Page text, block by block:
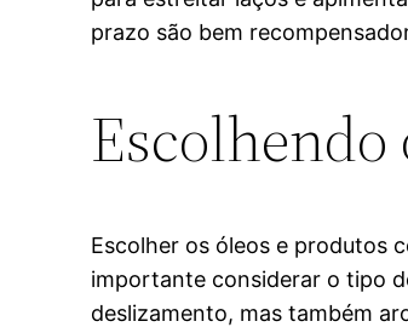
prazo são bem
Escolhendo
Escolher os óleos e produtos
importante considerar o tipo
deslizamento, mas também